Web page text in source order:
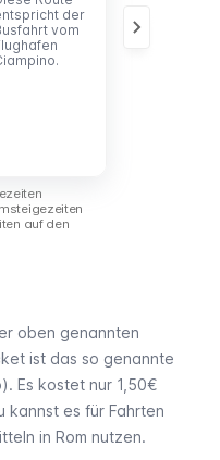
der
vom
auf den
oben genannten
ist das so genannte
). Es kostet nur 1,50€
kannst es für Fahrten
in Rom nutzen.